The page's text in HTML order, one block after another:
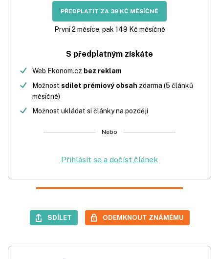
PŘEDPLATIT ZA 39 KČ MĚSÍČNĚ
První 2 měsíce, pak 149 Kč měsíčně
S předplatným získáte
Web Ekonom.cz bez reklam
Možnost sdílet prémiový obsah zdarma (5 článků
měsíčně)
Možnost ukládat si články na později
Nebo
Přihlásit se a dočíst článek
SDÍLET ODEMKNOUT ZNÁMÉMU